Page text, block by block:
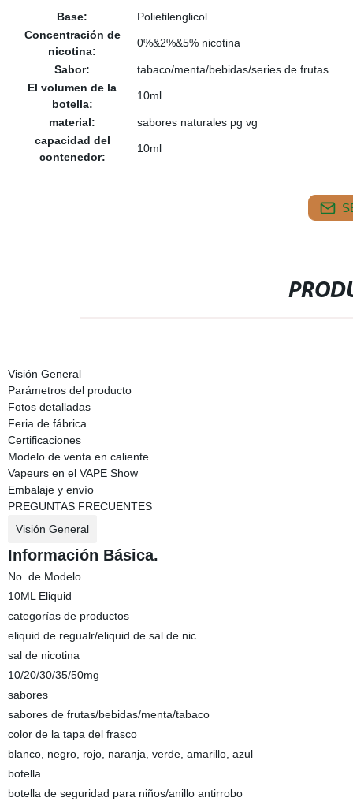
Base:
Polietilenglicol
Concentración de
nicotina:
0%&2%&5% nicotina
Sabor:
tabaco/menta/bebidas/series de frutas
El volumen de la
botella:
10ml
material:
sabores naturales pg vg
capacidad del
contenedor:
10ml
Visión General
Parámetros del producto
Fotos detalladas
Feria de fábrica
Certificaciones
Modelo de venta en caliente
Vapeurs en el VAPE Show
Embalaje y envío
PREGUNTAS FRECUENTES
Visión General
Información Básica.
No. de Modelo.
10ML Eliquid
categorías de productos
eliquid de regualr/eliquid de sal de nic
sal de nicotina
10/20/30/35/50mg
sabores
sabores de frutas/bebidas/menta/tabaco
color de la tapa del frasco
blanco, negro, rojo, naranja, verde, amarillo, azul
botella
botella de seguridad para niños/anillo antirrobo